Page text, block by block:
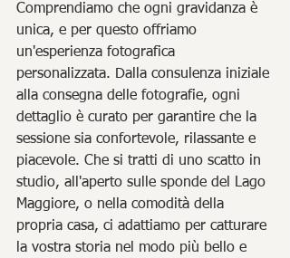
Comprendiamo che ogni gravidanza è
unica, e per questo offriamo
un'esperienza fotografica
personalizzata. Dalla consulenza iniziale
alla consegna delle fotografie, ogni
dettaglio è curato per garantire che la
sessione sia confortevole, rilassante e
piacevole. Che si tratti di uno scatto in
studio, all'aperto sulle sponde del Lago
Maggiore, o nella comodità della
propria casa, ci adattiamo per catturare
la vostra storia nel modo più bello e